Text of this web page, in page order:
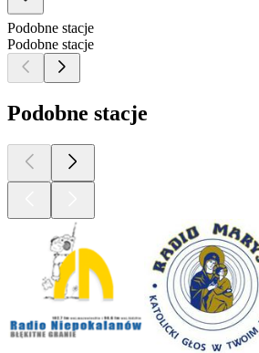
Podobne stacje
Podobne stacje
Podobne stacje